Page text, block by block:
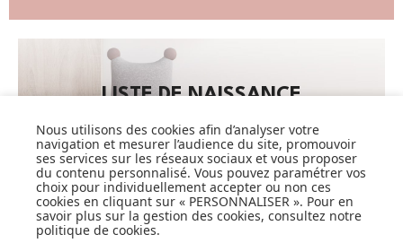
LISTE DE NAISSANCE
JE DÉCOUVRE
Nous utilisons des cookies afin d’analyser votre
navigation et mesurer l’audience du site, promouvoir
ses services sur les réseaux sociaux et vous proposer
du contenu personnalisé. Vous pouvez paramétrer vos
choix pour individuellement accepter ou non ces
cookies en cliquant sur « PERSONNALISER ». Pour en
savoir plus sur la gestion des cookies, consultez notre
politique de cookies.